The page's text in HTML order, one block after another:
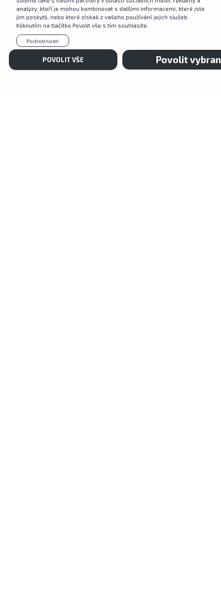
analýzy, kteří je mohou kombinovat s dalšími informacemi, které jste
jim poskytli, nebo které získali z vašeho používání jejich služeb.
Kliknutím na tlačítko Povolit vše s tím souhlasíte.
Podrobnosti
POVOLIT VŠE Povolit